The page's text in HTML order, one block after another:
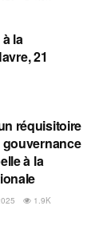
la
21
réquisitoire
gouvernance
à la
1.9K